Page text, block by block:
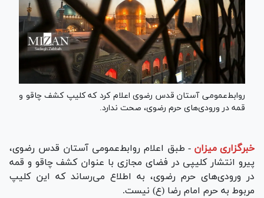
روابط‌عمومی آستان قدس رضوی اعلام کرد که کلیپ کشف چاقو و
قمه در ورودی‌های حرم رضوی، صحت ندارد.
خبرگزاری میزان - طبق اعلام روابط‌عمومی آستان قدس رضوی،
پیرو انتشار کلیپی در فضای مجازی با عنوان کشف چاقو و قمه
در ورودی‌های حرم رضوی، به اطلاع می‌رساند که این کلیپ
مربوط به حرم امام رضا (ع) نیست.